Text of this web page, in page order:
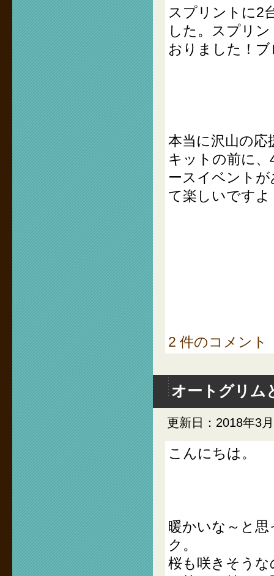
スプリントに2
した。スプリ
おりました！
本当に沢山の
キットの前に
ースイベント
て楽しいですよ
2 件のコメント
オートグリム
更新日：2018年3
こんにちは。
暖かいな～と
ク。
桜も咲きそう